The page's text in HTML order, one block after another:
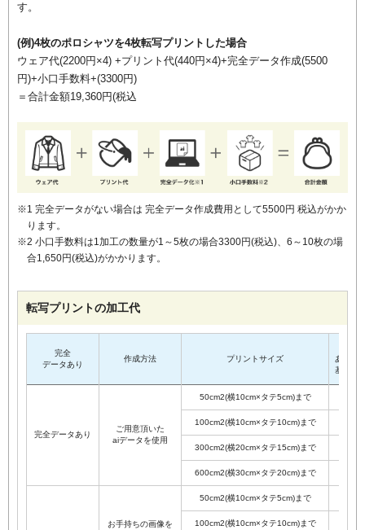
す。
(例)4枚のポロシャツを4枚転写プリントした場合
ウェア代(2200円×4) +プリント代(440円×4)+完全データ作成(5500
円)+小口手数料+(3300円)
＝合計金額19,360円(税込
1 完全データがない場合は 完全データ作成費用として5500円 税込がかか
ります。
2 小口手数料は1加工の数量が1～5枚の場合3300円(税込)、6～10枚の場
合1,650円(税込)がかかります。
転写プリントの加工代
完全
データあり
作成方法 プリントサイズ
あたり
基本料
完全データあり
ご用意頂いた
aiデータを使用
50cm2(横10cm×タテ5cm)まで
100cm2(横10cm×タテ10cm)まで
300cm2(横20cm×タテ15cm)まで
600cm2(横30cm×タテ20cm)まで
お手持ちの画像を
50cm2(横10cm×タテ5cm)まで
100cm2(横10cm×タテ10cm)まで